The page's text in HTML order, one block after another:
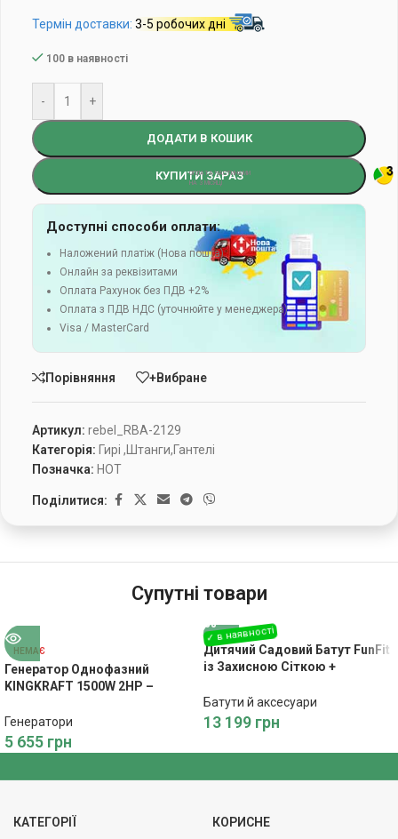
Термін доставки: 3-5 робочих дні
100 в наявності
- +
ДОДАТИ В КОШИК
КУПИТИ ЗАРАЗ
Доступні способи оплати:
Наложений платіж (Нова пошта)
Онлайн за реквізитами
Оплата Рахунок без ПДВ +2%
Оплата з ПДВ НДС (уточнюйте у менеджера)
Visa / MasterCard
Порівняння +Вибране
Артикул: rebel_RBA-2129
Категорія: Гирі ,Штанги,Гантелі
Позначка: HOT
Поділитися:
Супутні товари
НЕМАЄ
Генератор Однофазний
KINGKRAFT 1500W 2HP –
Генератори
5 655 грн
Дитячий Садовий Батут FunFit
із Захисною Сіткою +
Батути й аксесуари
13 199 грн
КАТЕГОРІЇ КОРИСНЕ